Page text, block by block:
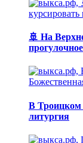
🚢 На
В Троицком
литургия